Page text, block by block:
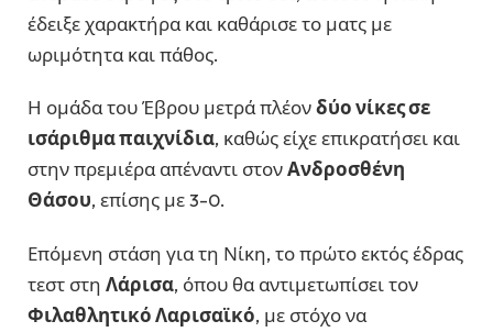
έδειξε χαρακτήρα και καθάρισε το ματς με
ωριμότητα και πάθος.
Η ομάδα του Έβρου μετρά πλέονδύο νίκες σε
ισάριθμα παιχνίδια, καθώς είχε επικρατήσει και
στην πρεμιέρα απέναντι στονΑνδροσθένη
Θάσου, επίσης με 3-0.
Επόμενη στάση για τη Νίκη, το πρώτο εκτός έδρας
τεστ στη Λάρισα, όπου θα αντιμετωπίσει τον
Φιλαθλητικό Λαρισαϊκό, με στόχο να